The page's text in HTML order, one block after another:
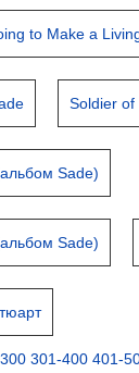
to Make a
Soldier of
Sade)
Sade)
301-400 401-